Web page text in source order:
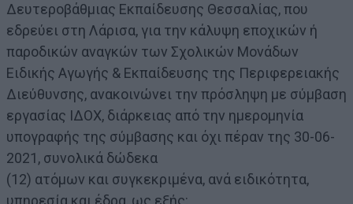
Δευτεροβάθμιας Εκπαίδευσης Θεσσαλίας, που
εδρεύει στη Λάρισα, για την κάλυψη εποχικών ή
παροδικών αναγκών των Σχολικών Μονάδων
Ειδικής Αγωγής & Εκπαίδευσης της Περιφερειακής
Διεύθυνσης, ανακοινώνει την πρόσληψη με σύμβαση
εργασίας ΙΔΟΧ, διάρκειας από την ημερομηνία
υπογραφής της σύμβασης και όχι πέραν της 30-06-
2021, συνολικά δώδεκα
(12) ατόμων και συγκεκριμένα, ανά ειδικότητα,
υπηρεσία και έδρα, ως εξής: